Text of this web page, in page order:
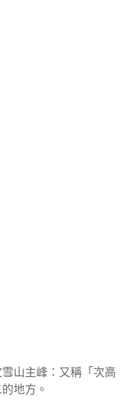
山主峰：又稱「次高
地方。